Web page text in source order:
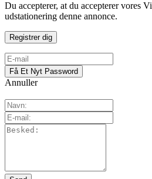
Du accepterer, at du accepterer vores
udstationering denne annonce.
Annuller